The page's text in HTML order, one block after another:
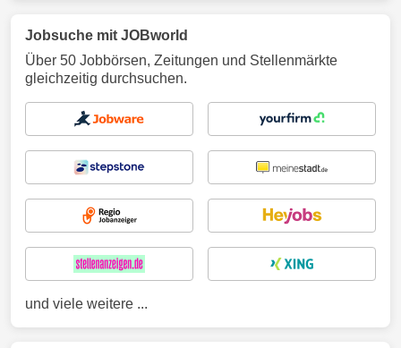
Jobsuche mit JOBworld
Über 50 Jobbörsen, Zeitungen und Stellenmärkte
gleichzeitig durchsuchen.
und viele weitere ...